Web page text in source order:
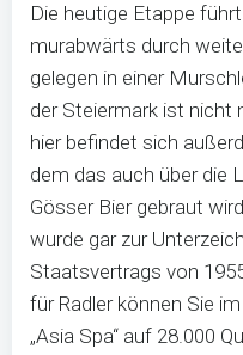
Die heutige Etappe
murabwärts durch
gelegen in einer
der Steiermark ist nicht
hier befindet sich
dem das auch über die
Gösser Bier gebraut
wurde gar zur
Staatsvertrags von
für Radler können Sie
„Asia Spa“ auf 28.000